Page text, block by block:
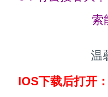
索
温
IOS下载后打开